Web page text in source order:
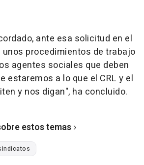
ante esa solicitud en el
unos procedimientos de trabajo
agentes sociales que deben
estaremos a lo que el CRL y el
y nos digan", ha concluido.
estos temas